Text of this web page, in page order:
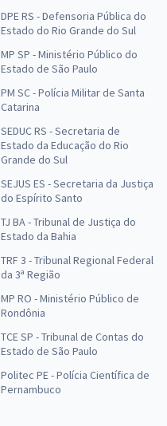
DPE RS - Defensoria Pública do
Estado do Rio Grande do Sul
MP SP - Ministério Público do
Estado de São Paulo
PM SC - Polícia Militar de Santa
Catarina
SEDUC RS - Secretaria de
Estado da Educação do Rio
Grande do Sul
SEJUS ES - Secretaria da Justiça
do Espírito Santo
TJ BA - Tribunal de Justiça do
Estado da Bahia
TRF 3 - Tribunal Regional Federal
da 3ª Região
MP RO - Ministério Público de
Rondônia
TCE SP - Tribunal de Contas do
Estado de São Paulo
Politec PE - Polícia Científica de
Pernambuco